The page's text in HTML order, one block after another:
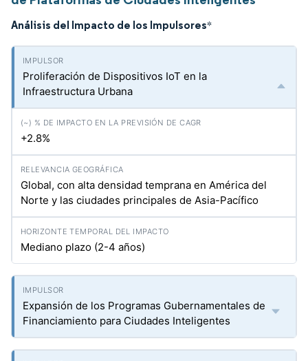
Análisis del Impacto de los Impulsores*
Proliferación de Dispositivos IoT en la
Infraestructura Urbana
+2.8%
Global, con alta densidad temprana en América del
Norte y las ciudades principales de Asia-Pacífico
Mediano plazo (2-4 años)
Expansión de los Programas Gubernamentales de
Financiamiento para Ciudades Inteligentes